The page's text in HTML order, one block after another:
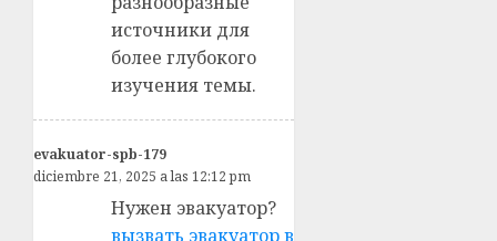
источники для
более глубокого
изучения темы.
evakuator-spb-179
diciembre 21, 2025 a las 12:12 pm
Нужен эвакуатор?
вызвать эвакуатор в